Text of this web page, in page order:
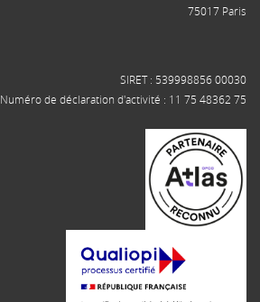
75017 Paris
SIRET : 539998856 00030
Numéro de déclaration d'activité : 11 75 48362 75